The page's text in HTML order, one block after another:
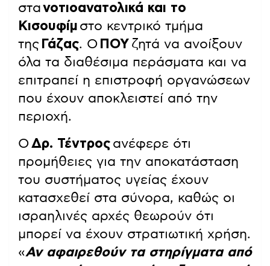
στανοτιοανατολικά και το
Κισουφίμ στο κεντρικό τμήμα
της Γάζας. Ο ΠΟΥ ζητά να ανοίξουν
όλα τα διαθέσιμα περάσματα και να
επιτραπεί η επιστροφή οργανώσεων
που έχουν αποκλειστεί από την
περιοχή.
ΟΔρ. Τέντρος ανέφερε ότι
προμήθειες για την αποκατάσταση
του συστήματος υγείας έχουν
κατασχεθεί στα σύνορα, καθώς οι
ισραηλινές αρχές θεωρούν ότι
μπορεί να έχουν στρατιωτική χρήση.
«Αν αφαιρεθούν τα στηρίγματα από